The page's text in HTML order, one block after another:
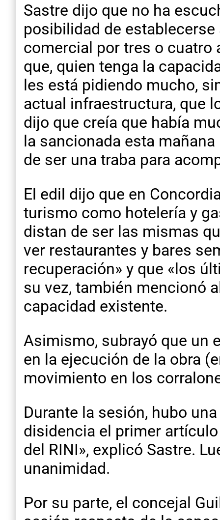
Sastre dijo que no ha
posibilidad de
comercial por tres o cuatro
que, quien tenga la
les está pidiendo mucho,
actual infraestructura, que
dijo que creía que había
la sancionada esta
de ser una traba para
El edil dijo que en
turismo como hotelería y
distan de ser las mismas
ver restaurantes y bares
recuperación» y que «los
su vez, también mencionó
capacidad existente.
Asimismo, subrayó que un
en la ejecución de la obra
movimiento en los
Durante la sesión, hubo
disidencia el primer
del RINI», explicó Sastre.
unanimidad.
Por su parte, el concejal